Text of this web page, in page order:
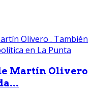
Martín Olivero